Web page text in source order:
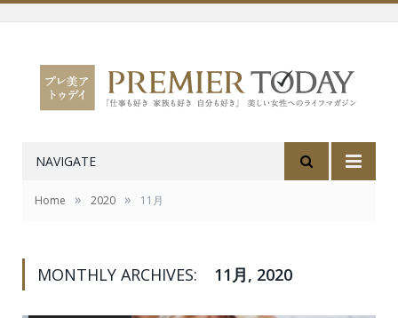
NAVIGATE
Home » 2020 » 11月
MONTHLY ARCHIVES: 11月, 2020